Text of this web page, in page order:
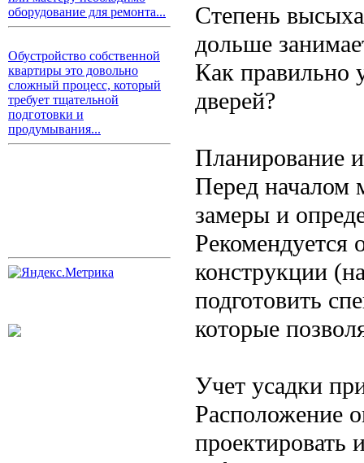
оборудование для ремонта...
Обустройство собственной
квартиры это довольно
сложный процесс, который
требует тщательной
подготовки и
продумывания...
Степень
дольше
Как правильно
дверей?
Планирование
Перед началом
замеры и
Рекомендуется
конструкции
подготовить
которые
Учет усадки
Расположение
проектировать